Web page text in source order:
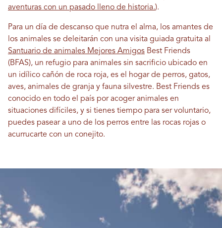
aventuras con un pasado lleno de historia.).
Para un día de descanso que nutra el alma, los amantes de
los animales se deleitarán con una visita guiada gratuita al
Santuario de animales Mejores Amigos Best Friends
(BFAS), un refugio para animales sin sacrificio ubicado en
un idílico cañón de roca roja, es el hogar de perros, gatos,
aves, animales de granja y fauna silvestre. Best Friends es
conocido en todo el país por acoger animales en
situaciones difíciles, y si tienes tiempo para ser voluntario,
puedes pasear a uno de los perros entre las rocas rojas o
acurrucarte con un conejito.